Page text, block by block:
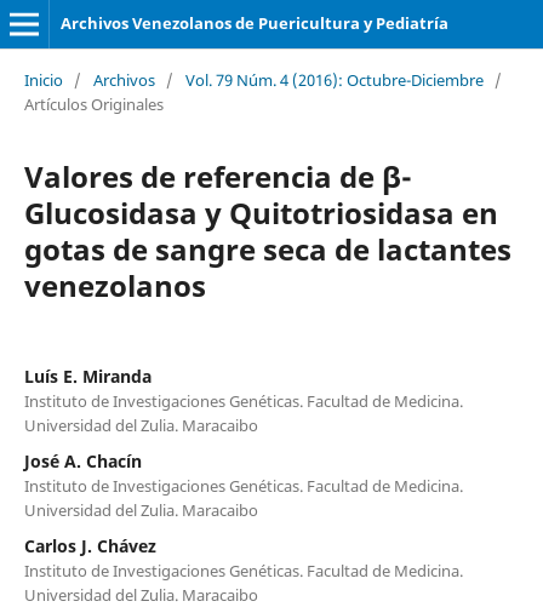
Archivos Venezolanos de Puericultura y Pediatría
Inicio / Archivos / Vol. 79 Núm. 4 (2016): Octubre-Diciembre /
Artículos Originales
Valores de referencia de β-
Glucosidasa y Quitotriosidasa en
gotas de sangre seca de lactantes
venezolanos
Luís E. Miranda
Instituto de Investigaciones Genéticas. Facultad de Medicina.
Universidad del Zulia. Maracaibo
José A. Chacín
Instituto de Investigaciones Genéticas. Facultad de Medicina.
Universidad del Zulia. Maracaibo
Carlos J. Chávez
Instituto de Investigaciones Genéticas. Facultad de Medicina.
Universidad del Zulia. Maracaibo